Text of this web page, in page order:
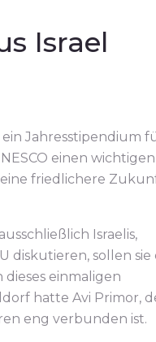
Israel
Jahresstipendium
einen wichtigen
friedlichere
Israelis,
diskutieren, sollen sie
einmaligen
hatte Avi Primor,
eng verbunden ist.